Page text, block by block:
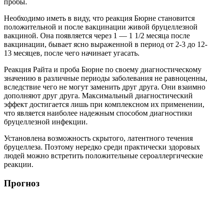
Необходимо иметь в виду, что реакция Бюрне становится
положительной и после вакцинации живой бруцеллезной
вакциной. Она появляется через 1 — 1 1/2 месяца после
вакцинации, бывает ясно выраженной в период от 2-3 до 12-
13 месяцев, после чего начинает угасать.
Реакция Райта и проба Бюрне по своему диагностическому
значению в различные периоды заболевания не равноценны,
вследствие чего не могут заменить друг друга. Они взаимно
дополняют друг друга. Максимальный диагностический
эффект достигается лишь при комплексном их применении,
что является наиболее надежным способом диагностики
бруцеллезной инфекции.
Установлена возможность скрытого, латентного течения
бруцеллеза. Поэтому нередко среди практически здоровых
людей можно встретить положительные сероаллергические
реакции.
Прогноз